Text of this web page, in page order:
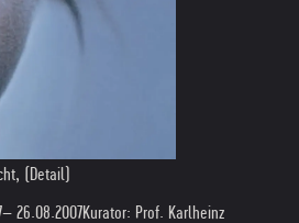
(Detail)
26.08.2007Kurator: Prof. Karlheinz